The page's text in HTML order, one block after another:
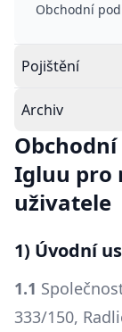
Po - Pá:
+ 420
E-mail
Obchodní
Pojištění
Archiv
Igluu pro
uživatele
1) Úvodní
1.1
333/150,